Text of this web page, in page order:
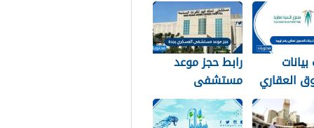
العقاري
برقم الهوية 1448
والخطوات
رابط حجز موعد
مستشفى
العسكري بجدة
1448